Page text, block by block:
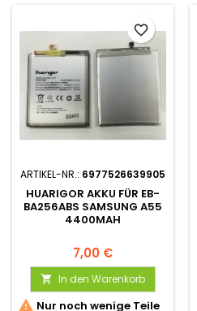
ARTIKEL-NR.: 6977526639905
HUARIGOR AKKU FÜR EB-
BA256ABS SAMSUNG A55
4400MAH
7,00 €
 In den Warenkorb
 Nur noch wenige Teile
favorite_border